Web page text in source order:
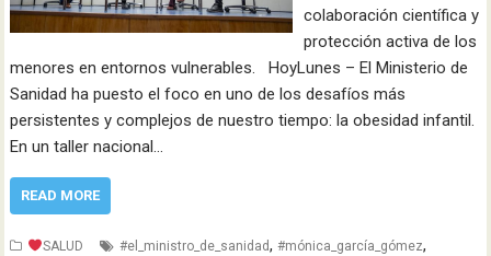
colaboración científica y
protección activa de los
menores en entornos vulnerables. HoyLunes – El Ministerio de
Sanidad ha puesto el foco en uno de los desafíos más
persistentes y complejos de nuestro tiempo: la obesidad infantil.
En un taller nacional…
READ MORE
SALUD #el_ministro_de_sanidad,#mónica_garcía_gómez,